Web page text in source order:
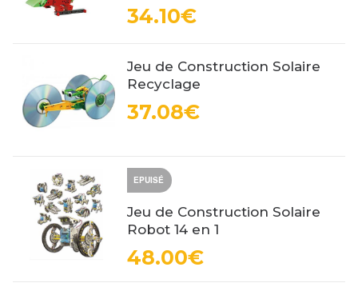
34.10€
Jeu de Construction Solaire
Recyclage
37.08€
EPUISÉ
Jeu de Construction Solaire
Robot 14 en 1
48.00€